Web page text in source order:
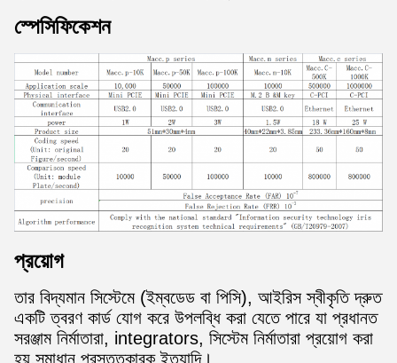
স্পেসিফিকেশন
প্রয়োগ
তার বিদ্যমান সিস্টেমে (ইম্বডেড বা পিসি), আইরিস স্বীকৃতি দ্রুত
একটি ত্বরণ কার্ড যোগ করে উপলব্ধি করা যেতে পারে যা প্রধানত
সরঞ্জাম নির্মাতারা, integrators, সিস্টেম নির্মাতারা প্রয়োগ করা
হয়,সমাধান প্রস্তুতকারক ইত্যাদি।